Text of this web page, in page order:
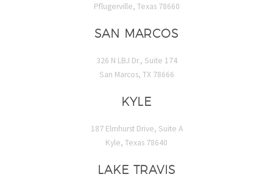
Pflugerville, Texas 78660
SAN MARCOS
326 N LBJ Dr., Suite 174
San Marcos, TX 78666
KYLE
187 Elmhurst Drive, Suite A
Kyle, Texas 78640
LAKE TRAVIS